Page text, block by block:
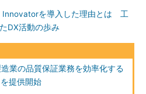
Innovatorを導入した理由とは 工
DX活動の歩み
業の品質保証業務を効率化する
提供開始